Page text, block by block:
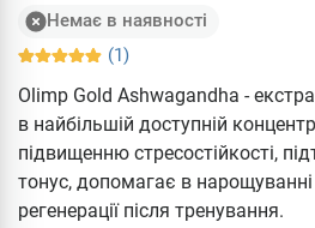
Немає в наявності
(1)
Olimp Gold Ashwagandha -
в найбільшій доступній
підвищенню стресостійкості,
тонус, допомагає в
регенерації після тренування.